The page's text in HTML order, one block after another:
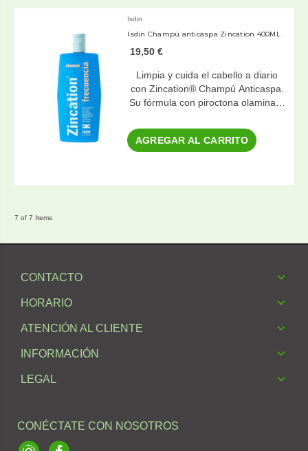
Isdin
Isdin Champú anticaspa Zincation 400ML
19,50 €
Limpia y cuida el cabello a diario
con Zincation® Champú Anticaspa.
Su fórmula con piroctona olamina…
AGREGAR AL CARRITO
7 of 7 Items
CONTACTO
HORARIO
ATENCIÓN AL CLIENTE
INFORMACIÓN
LEGAL
CONÉCTATE CON NOSOTROS